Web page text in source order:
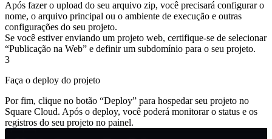
Após fazer o upload do seu arquivo zip, você precisará configurar o
nome, o arquivo principal ou o ambiente de execução e outras
configurações do seu projeto.
Se você estiver enviando um projeto web, certifique-se de selecionar
“Publicação na Web” e definir um subdomínio para o seu projeto.
3
Faça o deploy do projeto
Por fim, clique no botão “Deploy” para hospedar seu projeto no
Square Cloud. Após o deploy, você poderá monitorar o status e os
registros do seu projeto no painel.